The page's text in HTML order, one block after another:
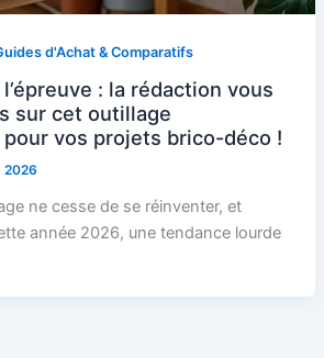
d'Achat & Comparatifs
: la rédaction vous
sur cet outillage
vos projets brico-déco !
2026
ne cesse de se réinventer, et
année 2026, une tendance lourde